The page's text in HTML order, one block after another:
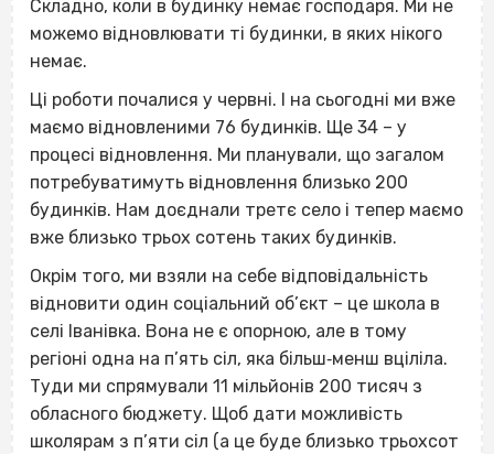
Складно, коли в будинку немає господаря. Ми не
можемо відновлювати ті будинки, в яких нікого
немає.
Ці роботи почалися у червні. І на сьогодні ми вже
маємо відновленими 76 будинків. Ще 34 – у
процесі відновлення. Ми планували, що загалом
потребуватимуть відновлення близько 200
будинків. Нам доєднали третє село і тепер маємо
вже близько трьох сотень таких будинків.
Окрім того, ми взяли на себе відповідальність
відновити один соціальний об’єкт – це школа в
селі Іванівка. Вона не є опорною, але в тому
регіоні одна на п’ять сіл, яка більш‐менш вціліла.
Туди ми спрямували 11 мільйонів 200 тисяч з
обласного бюджету. Щоб дати можливість
школярам з п’яти сіл (а це буде близько трьохсот